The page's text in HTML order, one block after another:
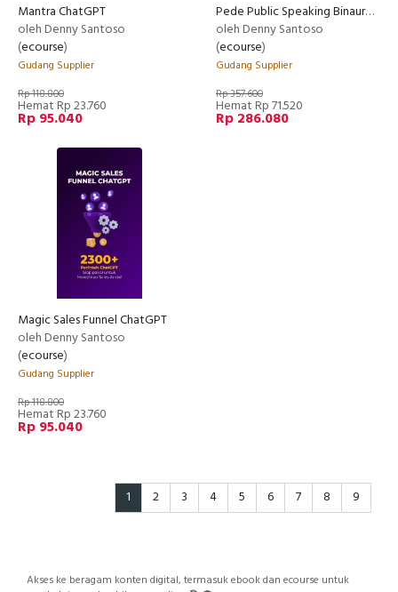
Mantra ChatGPT
oleh Denny Santoso
(ecourse)
Gudang Supplier
Rp 118.800
Hemat Rp 23.760
Rp 95.040
Pede Public Speaking Binaural Audio
oleh Denny Santoso
(ecourse)
Gudang Supplier
Rp 357.600
Hemat Rp 71.520
Rp 286.080
Magic Sales Funnel ChatGPT
oleh Denny Santoso
(ecourse)
Gudang Supplier
Rp 118.800
Hemat Rp 23.760
Rp 95.040
1 2 3 4 5 6 7 8 9
Akses ke beragam konten digital, termasuk ebook dan ecourse untuk